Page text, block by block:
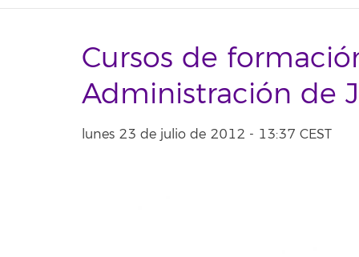
Cursos de
Administración de
lunes 23 de julio de 2012 - 13:37 CEST